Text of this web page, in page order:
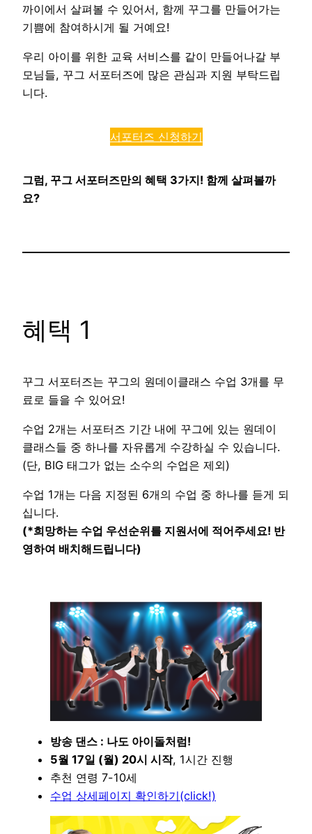
까이에서 살펴볼 수 있어서, 함께 꾸그를 만들어가는
기쁨에 참여하시게 될 거예요!
우리 아이를 위한 교육 서비스를 같이 만들어나갈 부
모님들, 꾸그 서포터즈에 많은 관심과 지원 부탁드립
니다.
서포터즈 신청하기
그럼, 꾸그 서포터즈만의 혜택 3가지! 함께 살펴볼까
요?
혜택 1
꾸그 서포터즈는 꾸그의 원데이클래스 수업 3개를 무
료로 들을 수 있어요!
수업 2개는 서포터즈 기간 내에 꾸그에 있는 원데이
클래스들 중 하나를 자유롭게 수강하실 수 있습니다.
(단, BIG 태그가 없는 소수의 수업은 제외)
수업 1개는 다음 지정된 6개의 수업 중 하나를 듣게 되
십니다.
(*희망하는 수업 우선순위를 지원서에 적어주세요! 반
영하여 배치해드립니다)
방송 댄스 : 나도 아이돌처럼!
5월 17일 (월) 20시 시작, 1시간 진행
추천 연령 7-10세
수업 상세페이지 확인하기(click!)